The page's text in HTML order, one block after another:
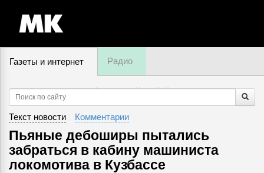
Газеты и интернет Радио
8 августа, суббота,11:10
Текст новости Комментарии
Пьяные дебоширы пытались
забраться в кабину машиниста
локомотива в Кузбассе